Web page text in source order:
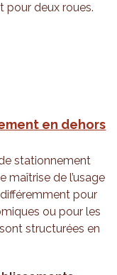
pour deux roues.
en dehors
stationnement
maîtrise de l’usage
pour
ou pour les
structurées en